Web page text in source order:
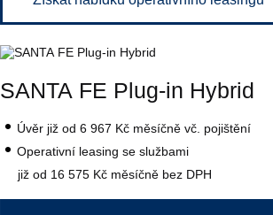
SANTA FE Plug-in Hybrid
Úvěr již od 6 967 Kčměsíčně vč. pojištění
Operativní leasing se službami
již od 16 575 Kčměsíčně bez DPH